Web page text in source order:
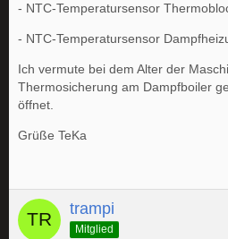
- NTC-Temperatursensor
- NTC-Temperatursensor
Ich vermute bei dem Alter der
Thermosicherung am Dampfboiler
öffnet.
Grüße TeKa
trampi
Mitglied